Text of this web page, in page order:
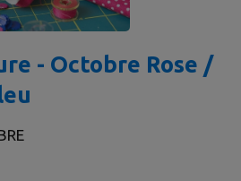
- Octobre Rose /